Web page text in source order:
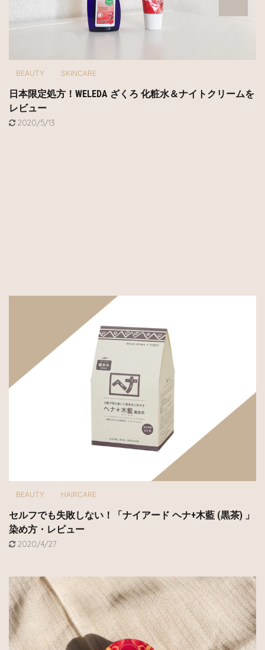
BEAUTY SKINCARE
日本限定処方！WELEDA ざくろ 化粧水＆ナイトクリームを
レビュー
2020/5/13
BEAUTY HAIRCARE
セルフでも失敗しない！「ナイアード ヘナ+木藍 (黒茶) 」
染め方・レビュー
2020/4/27